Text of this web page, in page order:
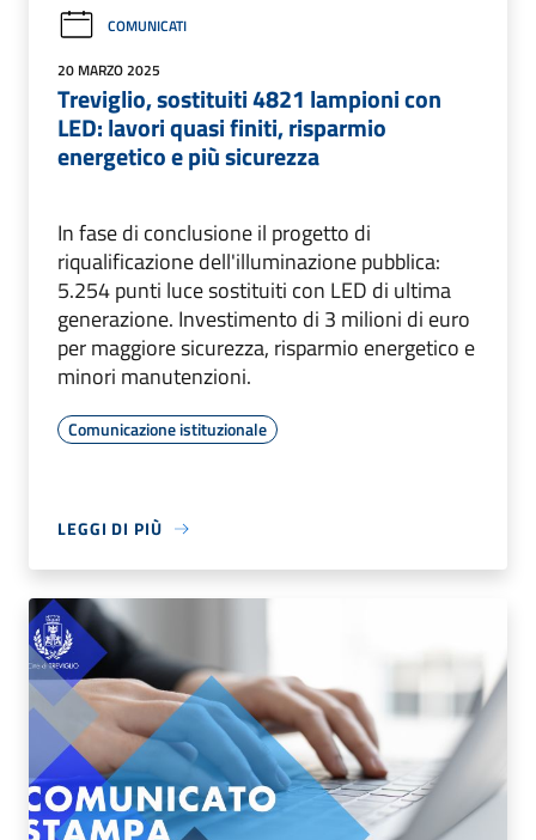
COMUNICATI
20 MARZO 2025
Treviglio, sostituiti 4821 lampioni con
LED: lavori quasi finiti, risparmio
energetico e più sicurezza
In fase di conclusione il progetto di
riqualificazione dell'illuminazione pubblica:
5.254 punti luce sostituiti con LED di ultima
generazione. Investimento di 3 milioni di euro
per maggiore sicurezza, risparmio energetico e
minori manutenzioni.
Comunicazione istituzionale
LEGGI DI PIÙ